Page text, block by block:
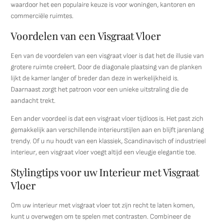
waardoor het een populaire keuze is voor woningen, kantoren en
commerciële ruimtes.
Voordelen van een Visgraat Vloer
Een van de voordelen van een visgraat vloer is dat het de illusie van
grotere ruimte creëert. Door de diagonale plaatsing van de planken
lijkt de kamer langer of breder dan deze in werkelijkheid is.
Daarnaast zorgt het patroon voor een unieke uitstraling die de
aandacht trekt.
Een ander voordeel is dat een visgraat vloer tijdloos is. Het past zich
gemakkelijk aan verschillende interieurstijlen aan en blijft jarenlang
trendy. Of u nu houdt van een klassiek, Scandinavisch of industrieel
interieur, een visgraat vloer voegt altijd een vleugje elegantie toe.
Stylingtips voor uw Interieur met Visgraat
Vloer
Om uw interieur met visgraat vloer tot zijn recht te laten komen,
kunt u overwegen om te spelen met contrasten. Combineer de